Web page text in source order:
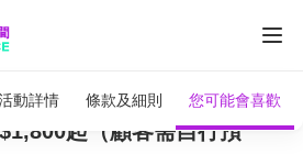
動詳情 條款及細則 您可能會喜歡
中醫調理計劃 (4次中醫診
起（顧客需自行預